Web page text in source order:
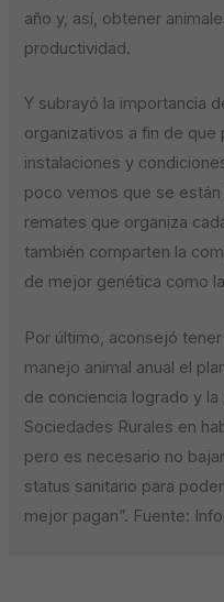
año y, así, obtener
productividad.
Y subrayó la importancia
organizativos a fin de
instalaciones y
poco vemos que se
remates que organiza
también comparten la
de mejor genética como
Por último, aconsejó
manejo animal anual el
de conciencia logrado y
Sociedades Rurales en
pero es necesario no
status sanitario para
mejor pagan”. Fuente: